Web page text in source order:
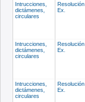
Intrucciones,
dictámenes,
circulares
Resolución
Ex.
Intrucciones,
dictámenes,
circulares
Resolución
Ex.
Intrucciones,
dictámenes,
circulares
Resolución
Ex.